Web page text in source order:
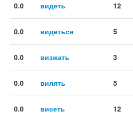
0.0 видеть 12
0.0 видеться 5
0.0 визжать 3
0.0 вилять 5
0.0 висеть 12